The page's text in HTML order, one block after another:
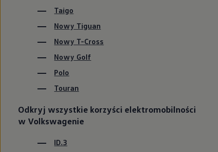
Taigo
Nowy Tiguan
Nowy T-Cross
Nowy Golf
Polo
Touran
Odkryj wszystkie korzyści elektromobilności
w Volkswagenie
ID.3